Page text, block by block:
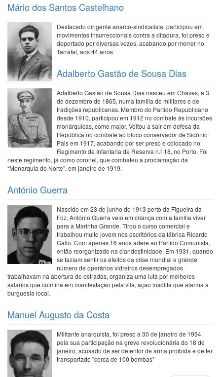
Mário dos Santos Castelhano
Destacado dirigente anarco-sindicalista, participou em
movimentos insurreccionais contra a ditadura, foi preso e
deportado por diversas vezes, acabando por morrer no
Tarrafal, aos 44 anos
Adalberto Gastão de Sousa Dias
Adalberto Gastão de Sousa Dias nasceu em Chaves, a 3
de dezembro de 1865, numa família de militares e de
tradições republicanas. Membro do Partido Republicano
desde 1910, participou em 1912 no combate às incursões
monárquicas, como major. Voltou a sair em defesa da
República no combate ao bloco conservador de Sidónio
Pais em 1917, acabando por ser preso e colocado no
Regimento de Infantaria de Reserva n.º 18, no Porto. Foi
neste regimento, já como coronel, que combateu a proclamação da
“Monarquia do Norte”, em janeiro de 1919.
António Guerra
Nascido em 23 de junho de 1913 perto da Figueira da
Foz, António Guerra veio em criança com a família viver
para a Marinha Grande. Tirou o curso comercial e
trabalhou muito jovem nos escritórios da fábrica Ricardo
Gallo. Com apenas 16 anos adere ao Partido Comunista,
então reorganizado na clandestinidade. Em 1931, quando
se faziam sentir os efeitos da crise mundial e grande
número de operários vidreiros desempregados
trabalhavam na abertura de estradas, organiza uma luta por melhores
salários que culmina em manifestação pela vila, ação insólita que alarma a
burguesia local.
Manuel Augusto da Costa
Militante anarquista, foi preso a 30 de janeiro de 1934
pela sua participação na greve revolucionária do 18 de
janeiro, acusado de ser detentor de arma proibida e de ter
transportado "cerca de 100 bombas"